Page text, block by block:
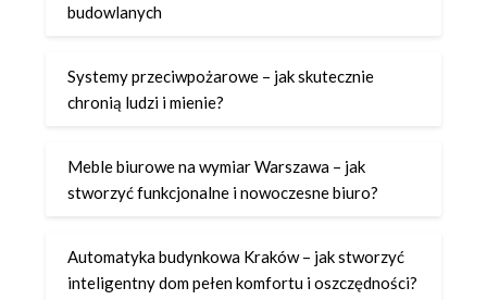
budowlanych
Systemy przeciwpożarowe – jak skutecznie
chronią ludzi i mienie?
Meble biurowe na wymiar Warszawa – jak
stworzyć funkcjonalne i nowoczesne biuro?
Automatyka budynkowa Kraków – jak stworzyć
inteligentny dom pełen komfortu i oszczędności?